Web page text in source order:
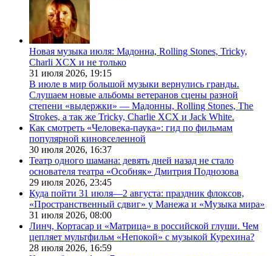
Новая музыка июля: Мадонна, Rolling Stones, Tricky,
Charli XCX и не только
31 июля 2026, 19:15
В июле в мир большой музыки вернулись гранды.
Слушаем новые альбомы ветеранов сцены разной
степени «выдержки» — Мадонны, Rolling Stones, The
Strokes, а так же Tricky, Charlie XCX и Jack White.
Как смотреть «Человека-паука»: гид по фильмам
популярной киновселенной
30 июля 2026, 16:37
Театр одного шамана: девять дней назад не стало
основателя театра «Особняк» Дмитрия Поднозова
29 июля 2026, 23:45
Куда пойти 31 июля—2 августа: праздник флоксов,
«Пространственный сдвиг» у Манежа и «Музыка мира»
31 июля 2026, 08:00
Линч, Кортасар и «Матрица» в российской глуши. Чем
цепляет мультфильм «Непокой» с музыкой Курехина?
28 июля 2026, 16:59